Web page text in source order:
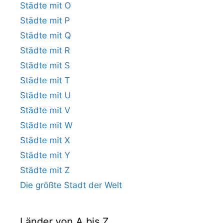
Städte mit O
Städte mit P
Städte mit Q
Städte mit R
Städte mit S
Städte mit T
Städte mit U
Städte mit V
Städte mit W
Städte mit X
Städte mit Y
Städte mit Z
Die größte Stadt der Welt